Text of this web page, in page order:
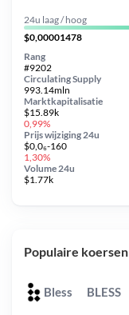
24u laag / hoog
$0,00001478
Circulating Supply
993.14mln
Prijs wijziging 24u
$0,0₆-160
1,30%
Marktkapitalisatie
$15.89k
0,99%
Volume 24u
$1.77k
Rang
#9202
Populaire koersen
Bless BLESS